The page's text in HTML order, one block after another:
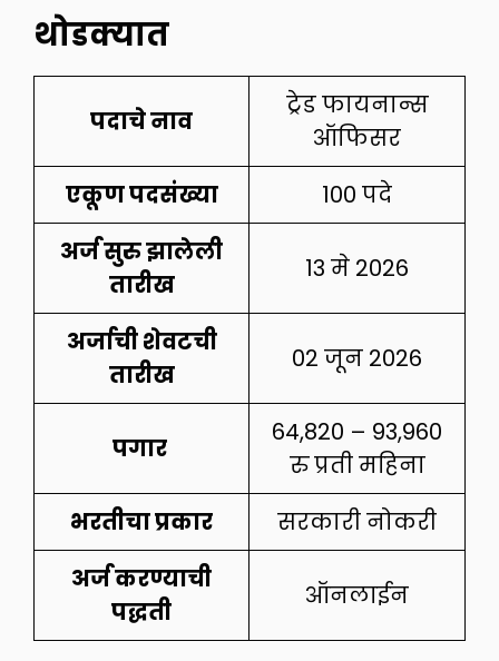
थोडक्यात
पदाचे नाव
ट्रेड फायनान्स
ऑफिसर
एकूण पदसंख्या
100 पदे
अर्ज सुरु झालेली
तारीख
13 मे 2026
अर्जाची शेवटची
तारीख
02 जून 2026
पगार
64,820 – 93,960
रु प्रती महिना
भरतीचा प्रकार
सरकारी नोकरी
अर्ज करण्याची
पद्धती
ऑनलाईन